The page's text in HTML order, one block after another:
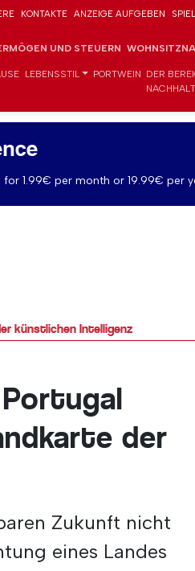
KONTAKTE ANZEIGE AUFGEBEN
UND STEUERN
LEBENSSTIL PORTWEIN DER
1.99€ per month or 19.99€ per
künstlichen Intelligenz
der
Zukunft nicht
eines Landes